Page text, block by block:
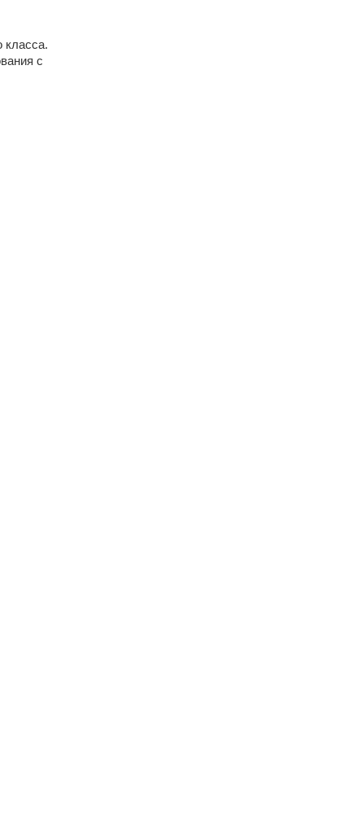
класса.
с